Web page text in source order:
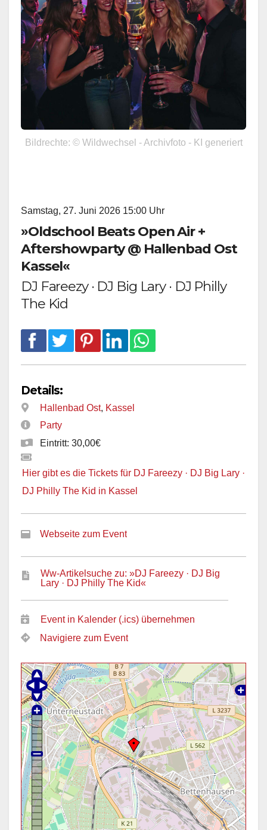
Bildrechte: © Wildwechsel - Archivfoto - KI generiert
Samstag, 27. Juni 2026 15:00 Uhr
»Oldschool Beats Open Air +
Aftershowparty @ Hallenbad Ost
Kassel«
DJ Fareezy · DJ Big Lary · DJ Philly
The Kid
Details:
Hallenbad Ost, Kassel
Party
Eintritt: 30,00€
Hier gibt es die Tickets für DJ Fareezy · DJ Big Lary ·
DJ Philly The Kid in Kassel
Webseite zum Event
Ww-Artikelsuche zu: »DJ Fareezy · DJ Big
Lary · DJ Philly The Kid«
Event in Kalender (.ics) übernehmen
Navigiere zum Event